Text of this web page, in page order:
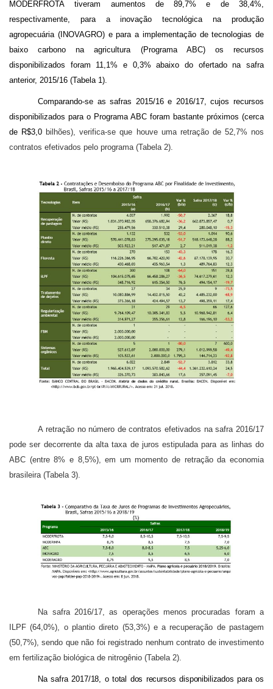
MODERFROTA tiveram aumentos de 89,7% e de 38,4%,
respectivamente, para a inovação tecnológica na produção
agropecuária (INOVAGRO)e para a implementação de tecnologias de
baixo carbono na agricultura (Programa ABC) os recursos
disponibilizados foram 11,1% e 0,3% abaixo do ofertado na safra
anterior, 2015/16 (Tabela 1).
Comparando-se as safras 2015/16 e 2016/17, cujos recursos
disponibilizados para o Programa ABC foram bastante próximos (cerca
de R$3,0 bilhões), verifica-se que houve uma retração de 52,7% nos
contratos efetivados pelo programa (Tabela 2).
A retração no número de contratos efetivados na safra 2016/17
pode ser decorrente da alta taxa de juros estipulada para as linhas do
ABC (entre 8% e 8,5%), em um momento de retração da economia
brasileira (Tabela 3).
Na safra 2016/17, as operações menos procuradas foram a
ILPF (64,0%), o plantio direto (53,3%) e a recuperação de pastagem
(50,7%), sendo que não foi registrado nenhum contrato de investimento
em fertilização biológica de nitrogênio (Tabela 2).
Na safra 2017/18, o total dos recursos disponibilizados para os